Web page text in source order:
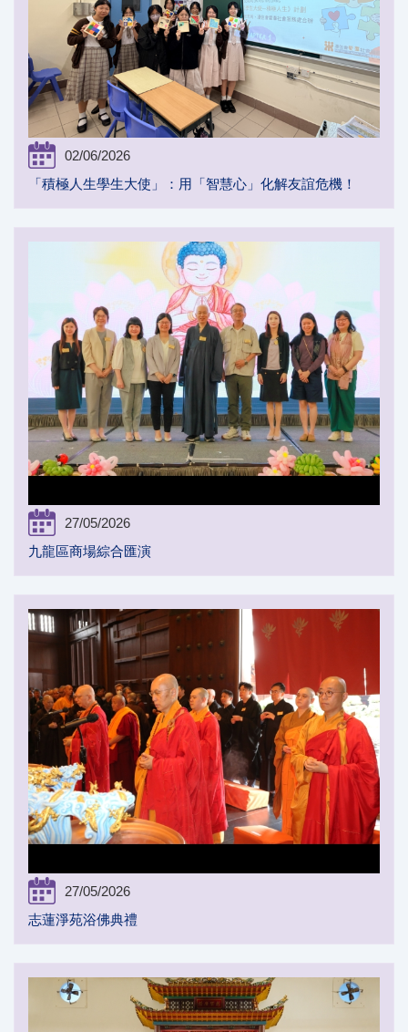
02/06/2026
「積極人生學生大使」：用「智慧心」化解友誼危機！
27/05/2026
九龍區商場綜合匯演
27/05/2026
志蓮淨苑浴佛典禮